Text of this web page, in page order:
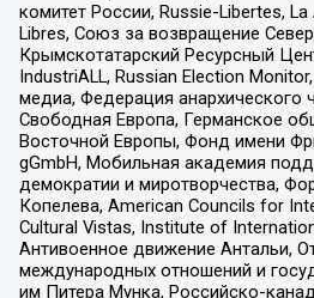
комитет России, Russie-Libertes,
Libres, Союз за возвращение
Крымскотатарский Ресурсный
IndustriALL, Russian Election
медиа, Федерация анархического
Свободная Европа, Германское
Восточной Европы, Фонд имени
gGmbH, Мобильная академия
демократии и миротворчества,
Копелева, American Councils for
Cultural Vistas, Institute of
Антивоенное движение Антальи,
международных отношений и
им Питера Мунка, Российско-